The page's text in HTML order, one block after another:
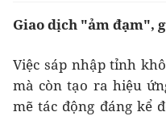
Giao dịch "ảm đạm",
Việc sáp nhập tỉnh
mà còn tạo ra hiệu
mẽ tác động đáng kể